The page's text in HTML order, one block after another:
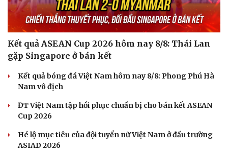
Dinh dưỡng - món ngon
Cây thuốc
Sản phụ khoa
Nhi khoa
Nam khoa
Làm đẹp - giảm cân
Phòng mạch online
Nhà đẹp
Tình yêu - Gia đình
Kết quả ASEAN Cup 2026 hôm nay 8/8: Thái Lan
gặp Singapore ở bán kết
Kết quả bóng đá Việt Nam hôm nay 8/8: Phong Phú Hà
Nam vô địch
ĐT Việt Nam tập hồi phục chuẩn bị cho bán kết ASEAN
Cup 2026
Hé lộ mục tiêu của đội tuyển nữ Việt Nam ở đấu trường
ASIAD 2026